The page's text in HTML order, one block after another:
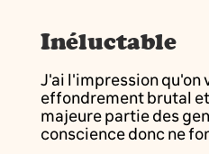
Inéluctable
J'ai l'impression qu'on
effondrement brutal
majeure partie des
conscience donc ne